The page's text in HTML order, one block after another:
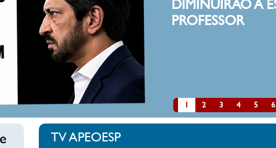
1 2 3 4 5 6
A ESTATURA DE UM
TV APEOESP